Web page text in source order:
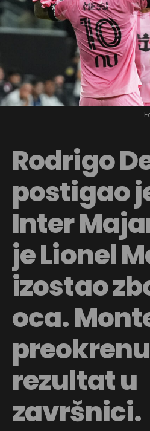
Rodrigo
postigao
Inter
je Lionel
izostao
oca.
rezultat u
završnici.